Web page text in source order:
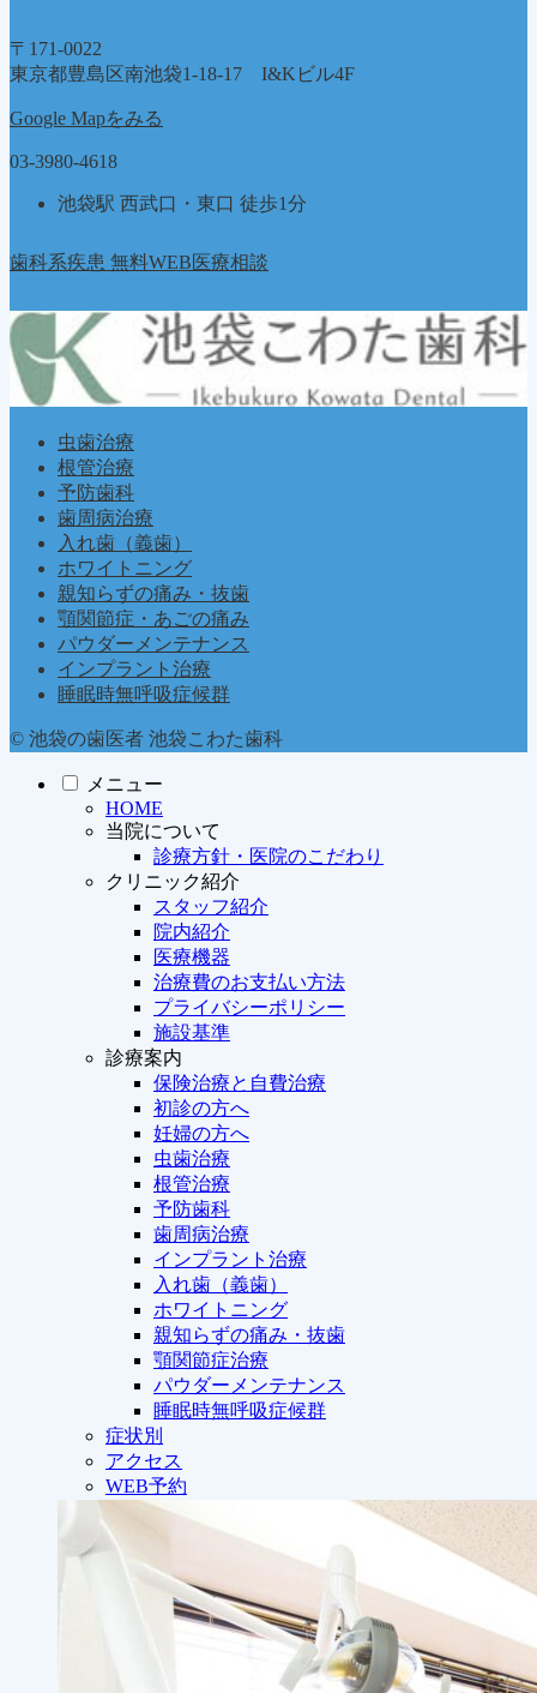
〒171-0022
東京都豊島区南池袋1-18-17 I&Kビル4F
Google Mapをみる
03-3980-4618
池袋駅 西武口・東口 徒歩1分
歯科系疾患 無料WEB医療相談
虫歯治療
根管治療
予防歯科
歯周病治療
入れ歯（義歯）
ホワイトニング
親知らずの痛み・抜歯
顎関節症・あごの痛み
パウダーメンテナンス
インプラント治療
睡眠時無呼吸症候群
© 池袋の歯医者 池袋こわた歯科
メニュー
HOME
当院について
診療方針・医院のこだわり
クリニック紹介
スタッフ紹介
院内紹介
医療機器
治療費のお支払い方法
プライバシーポリシー
施設基準
診療案内
保険治療と自費治療
初診の方へ
妊婦の方へ
虫歯治療
根管治療
予防歯科
歯周病治療
インプラント治療
入れ歯（義歯）
ホワイトニング
親知らずの痛み・抜歯
顎関節症治療
パウダーメンテナンス
睡眠時無呼吸症候群
症状別
アクセス
WEB予約